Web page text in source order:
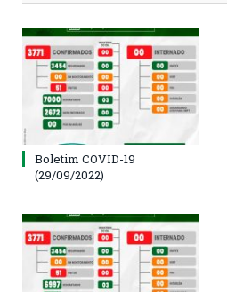
Boletim COVID-19
(29/09/2022)